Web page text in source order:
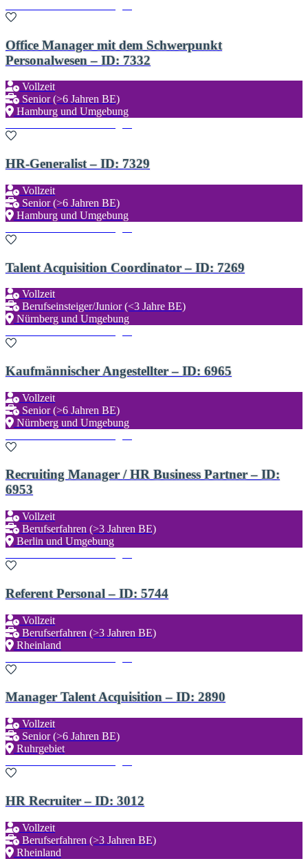
Office Manager mit dem Schwerpunkt
Personalwesen – ID: 7332
Vollzeit
Senior (>6 Jahren BE)
Hamburg und Umgebung
HR-Generalist – ID: 7329
Vollzeit
Senior (>6 Jahren BE)
Hamburg und Umgebung
Talent Acquisition Coordinator – ID: 7269
Vollzeit
Berufseinsteiger/Junior (<3 Jahre BE)
Nürnberg und Umgebung
Kaufmännischer Angestellter – ID: 6965
Vollzeit
Senior (>6 Jahren BE)
Nürnberg und Umgebung
Recruiting Manager / HR Business Partner – ID:
6953
Vollzeit
Berufserfahren (>3 Jahren BE)
Berlin und Umgebung
Referent Personal – ID: 5744
Vollzeit
Berufserfahren (>3 Jahren BE)
Rheinland
Manager Talent Acquisition – ID: 2890
Vollzeit
Senior (>6 Jahren BE)
Ruhrgebiet
HR Recruiter – ID: 3012
Vollzeit
Berufserfahren (>3 Jahren BE)
Rheinland